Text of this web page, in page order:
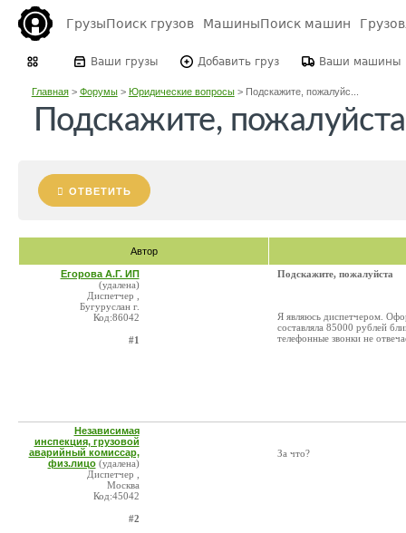
ГрузыПоиск грузов МашиныПоиск машин
Ваши грузы Добавить груз Ваши машины
Главная> Форумы> Юридические вопросы> Подскажите, пожалуйс...
Подскажите, пожалуйста
ОТВЕТИТЬ
Автор
Егорова А.Г. ИП
(удалена)
Диспетчер ,
Бугуруслан г.
Код:86042
#1
Подскажите, пожалуйста
Я являюсь диспетчером.
составляла 85000 рублей
телефонные звонки не
Независимая
инспекция, грузовой
аварийный комиссар,
физ.лицо (удалена)
Диспетчер ,
Москва
Код:45042
#2
За что?